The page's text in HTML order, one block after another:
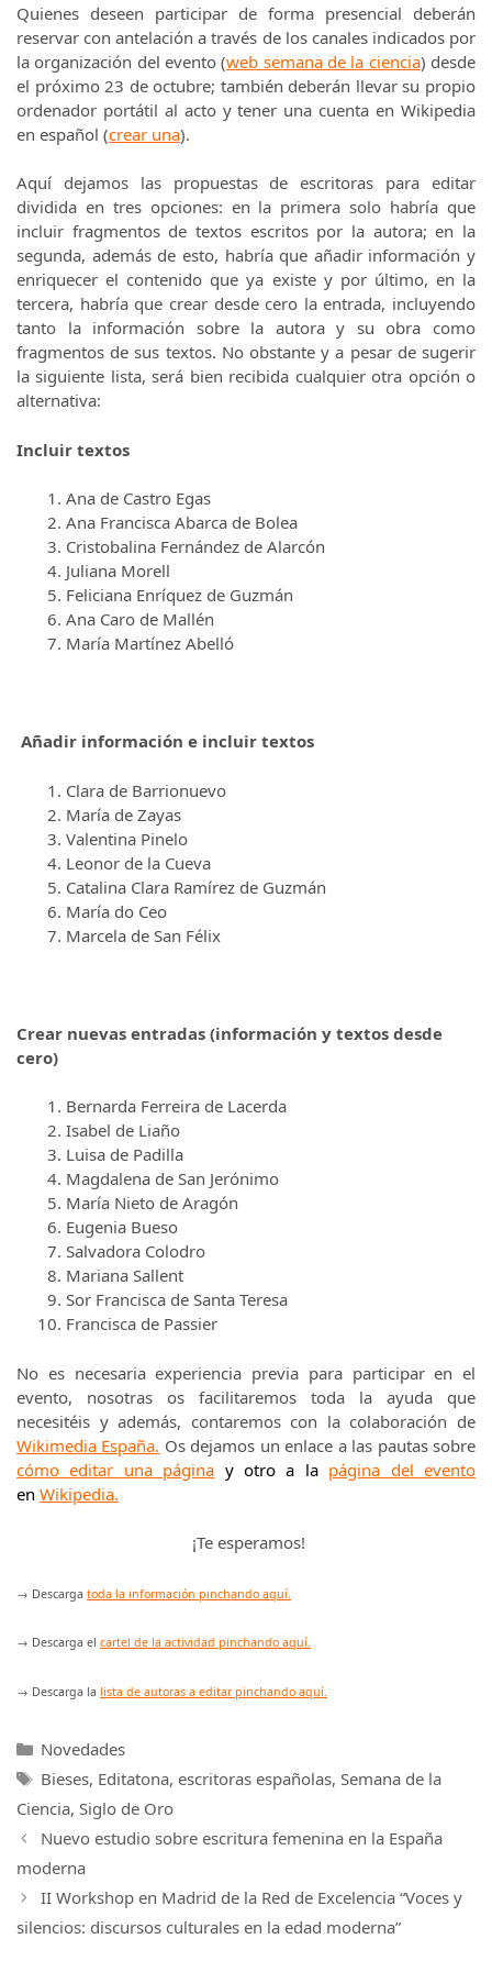
Quienes deseen participar de forma presencial deberán
reservar con antelación a través de los canales indicados por
la organización del evento (web semana de la ciencia) desde
el próximo 23 de octubre; también deberán llevar su propio
ordenador portátil al acto y tener una cuenta en Wikipedia
en español (crear una).
Aquí dejamos las propuestas de escritoras para editar
dividida en tres opciones: en la primera solo habría que
incluir fragmentos de textos escritos por la autora; en la
segunda, además de esto, habría que añadir información y
enriquecer el contenido que ya existe y por último, en la
tercera, habría que crear desde cero la entrada, incluyendo
tanto la información sobre la autora y su obra como
fragmentos de sus textos. No obstante y a pesar de sugerir
la siguiente lista, será bien recibida cualquier otra opción o
alternativa:
Incluir textos
Ana de Castro Egas
Ana Francisca Abarca de Bolea
Cristobalina Fernández de Alarcón
Juliana Morell
Feliciana Enríquez de Guzmán
Ana Caro de Mallén
María Martínez Abelló
Añadir información e incluir textos
Clara de Barrionuevo
María de Zayas
Valentina Pinelo
Leonor de la Cueva
Catalina Clara Ramírez de Guzmán
María do Ceo
Marcela de San Félix
Crear nuevas entradas (información y textos desde
cero)
Bernarda Ferreira de Lacerda
Isabel de Liaño
Luisa de Padilla
Magdalena de San Jerónimo
María Nieto de Aragón
Eugenia Bueso
Salvadora Colodro
Mariana Sallent
Sor Francisca de Santa Teresa
Francisca de Passier
No es necesaria experiencia previa para participar en el
evento, nosotras os facilitaremos toda la ayuda que
necesitéis y además, contaremos con la colaboración de
Wikimedia España. Os dejamos un enlace a las pautas sobre
cómo editar una página y otro a la página del evento
en Wikipedia.
¡Te esperamos!
→ Descarga toda la información pinchando aquí.
→ Descarga el cartel de la actividad pinchando aquí.
→ Descarga la lista de autoras a editar pinchando aquí.
Categorías
Novedades
Etiquetas
Bieses, Editatona, escritoras españolas, Semana de la
Ciencia, Siglo de Oro
Nuevo estudio sobre escritura femenina en la España
moderna
II Workshop en Madrid de la Red de Excelencia “Voces y
silencios: discursos culturales en la edad moderna”